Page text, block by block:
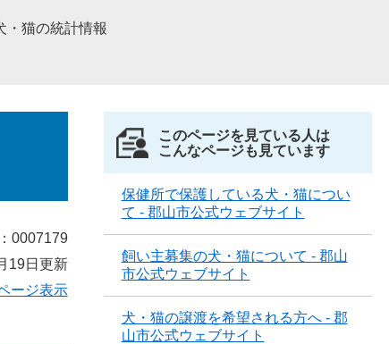
・猫の統計情報
0007179
19日更新
ージ表示
このページを見ている人は
こんなページも見ています
保健所で保護している犬・猫につい
て - 郡山市公式ウェブサイト
飼い主募集の犬・猫について - 郡山
市公式ウェブサイト
犬・猫の譲渡を希望される方へ - 郡
山市公式ウェブサイト